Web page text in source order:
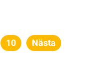
Sidnumrering
Sida
10 Nästa